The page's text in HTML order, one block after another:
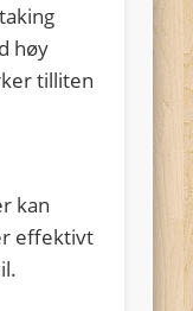
høy
tilliten
kan
effektivt